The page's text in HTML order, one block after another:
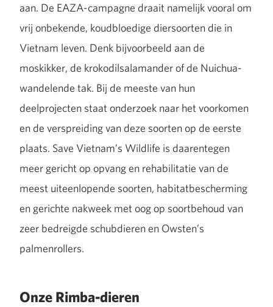
aan. De EAZA-campagne draait namelijk vooral om
vrij onbekende, koudbloedige diersoorten die in
Vietnam leven. Denk bijvoorbeeld aan de
moskikker, de krokodilsalamander of de Nuichua-
wandelende tak. Bij de meeste van hun
deelprojecten staat onderzoek naar het voorkomen
en de verspreiding van deze soorten op de eerste
plaats. Save Vietnam’s Wildlife is daarentegen
meer gericht op opvang en rehabilitatie van de
meest uiteenlopende soorten, habitatbescherming
en gerichte nakweek met oog op soortbehoud van
zeer bedreigde schubdieren en Owsten’s
palmenrollers.
Onze Rimba-dieren